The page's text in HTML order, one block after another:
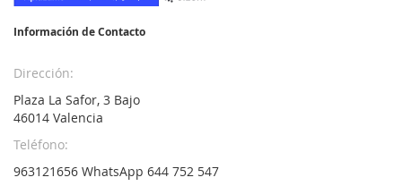
Información de Contacto
Dirección:
Plaza La Safor, 3 Bajo
46014 Valencia
Teléfono:
963121656 WhatsApp 644 752 547